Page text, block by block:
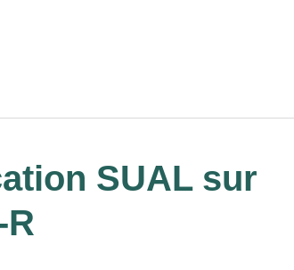
SUAL sur
R